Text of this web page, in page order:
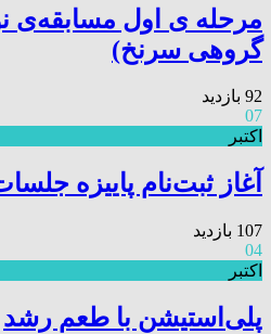
مرحله ی اول مسابقه‌ی
گروهی سرنخ)
92 بازدید
07
اکتبر
آغاز ثبت‌نام پاییزه
107 بازدید
04
اکتبر
پلی‌استیشن با طعم رشد